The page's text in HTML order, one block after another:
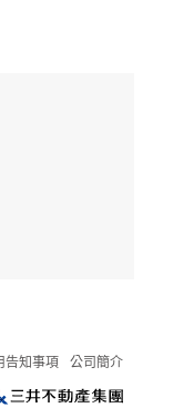
告知事項 公司簡介